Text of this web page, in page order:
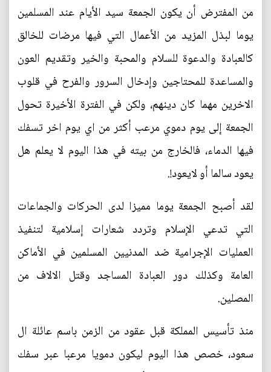
من المفترض أن يكون الجمعة سيد الأيام عند المسلمين
يوما لبذل المزيد من الأعمال التي فيها مرضات للخالق
كالعبادة والدعوة للسلام والمحبة والخير وتقديم العون
والمساعدة للمحتاجين وإدخال السرور والفرح في قلوب
الاخرين مهما كان دينهم، ولكن في الفترة الأخيرة تحول
الجمعة إلى يوم دموي مرعب أكثر من اي يوم اخر تسفك
فيها الدماء، فالخارج من بيته في هذا اليوم لا يعلم هل
يعود سالما أو لايعود!.
لقد أصبح الجمعة يوما مميزا لدى الحركات والجماعات
التي تدعي الإسلام وتردد شعارات إسلامية لتنفيذ
العمليات الإجرامية ضد المدنيين المسلمين في الأماكن
العامة وكذلك دور العبادة المساجد وقتل الالاف من
المصلين.
منذ تأسيس المملكة قبل عقود من الزمن باسم عائلة ال
سعود، خصص هذا اليوم ليكون دمويا مرعبا عبر سفك